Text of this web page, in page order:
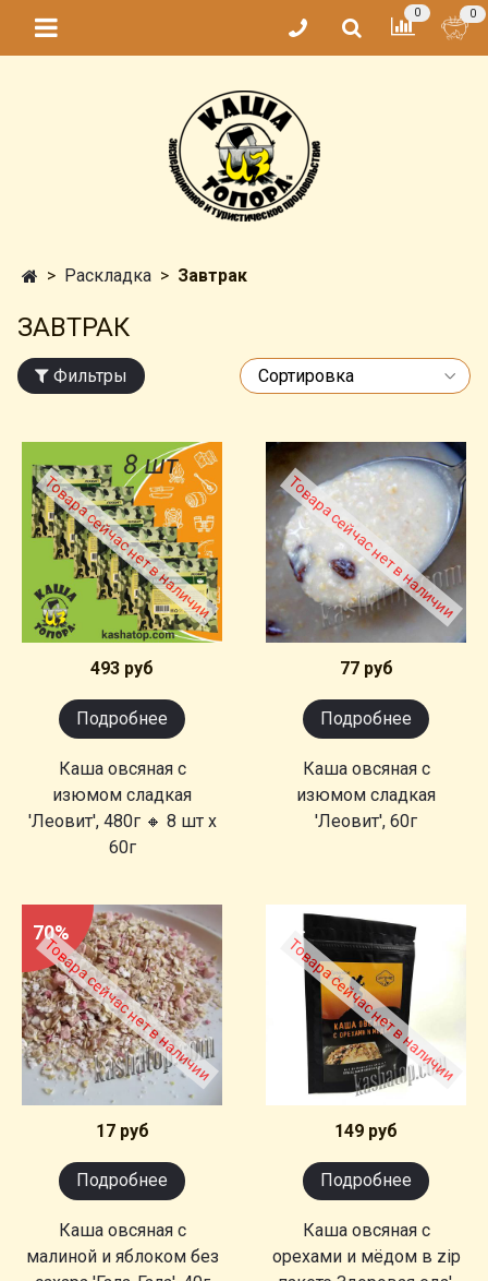
0 0
Раскладка Завтрак
ЗАВТРАК
Фильтры
Товара сейчас нет в наличии
493 руб
Подробнее
Каша овсяная с
изюмом сладкая
'Леовит', 480г 🔸 8 шт х
60г
Товара сейчас нет в наличии
77 руб
Подробнее
Каша овсяная с
изюмом сладкая
'Леовит', 60г
70%
Товара сейчас нет в наличии
17 руб
Подробнее
Каша овсяная с
малиной и яблоком без
Товара сейчас нет в наличии
149 руб
Подробнее
Каша овсяная с
орехами и мёдом в zip